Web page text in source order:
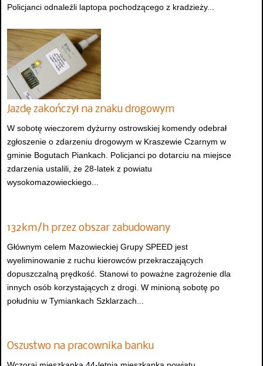
Policjanci odnaleźli laptopa pochodzącego z kradzieży...
Jazdę zakończył na znaku drogowym
W sobotę wieczorem dyżurny ostrowskiej komendy odebrał
zgłoszenie o zdarzeniu drogowym w Kraszewie Czarnym w
gminie Bogutach Piankach. Policjanci po dotarciu na miejsce
zdarzenia ustalili, że 28-latek z powiatu
wysokomazowieckiego...
132km/h przez obszar zabudowany
Głównym celem Mazowieckiej Grupy SPEED jest
wyeliminowanie z ruchu kierowców przekraczających
dopuszczalną prędkość. Stanowi to poważne zagrożenie dla
innych osób korzystających z drogi. W minioną sobotę po
południu w Tymiankach Szklarzach...
Oszustwo na pracownika banku